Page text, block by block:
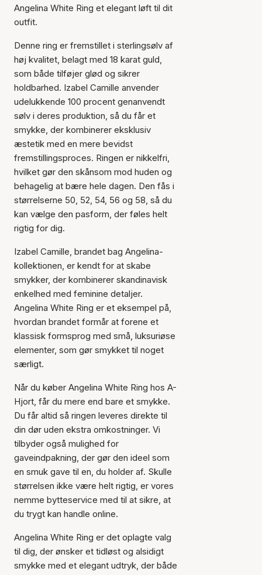
Angelina White Ring et elegant løft til dit
outfit.
Denne ring er fremstillet i sterlingsølv af
høj kvalitet, belagt med 18 karat guld,
som både tilføjer glød og sikrer
holdbarhed. Izabel Camille anvender
udelukkende 100 procent genanvendt
sølv i deres produktion, så du får et
smykke, der kombinerer eksklusiv
æstetik med en mere bevidst
fremstillingsproces. Ringen er nikkelfri,
hvilket gør den skånsom mod huden og
behagelig at bære hele dagen. Den fås i
størrelserne 50, 52, 54, 56 og 58, så du
kan vælge den pasform, der føles helt
rigtig for dig.
Izabel Camille, brandet bag Angelina-
kollektionen, er kendt for at skabe
smykker, der kombinerer skandinavisk
enkelhed med feminine detaljer.
Angelina White Ring er et eksempel på,
hvordan brandet formår at forene et
klassisk formsprog med små, luksuriøse
elementer, som gør smykket til noget
særligt.
Når du køber Angelina White Ring hos A-
Hjort, får du mere end bare et smykke.
Du får altid så ringen leveres direkte til
din dør uden ekstra omkostninger. Vi
tilbyder også mulighed for
gaveindpakning, der gør den ideel som
en smuk gave til en, du holder af. Skulle
størrelsen ikke være helt rigtig, er vores
nemme bytteservice med til at sikre, at
du trygt kan handle online.
Angelina White Ring er det oplagte valg
til dig, der ønsker et tidløst og alsidigt
smykke med et elegant udtryk, der både